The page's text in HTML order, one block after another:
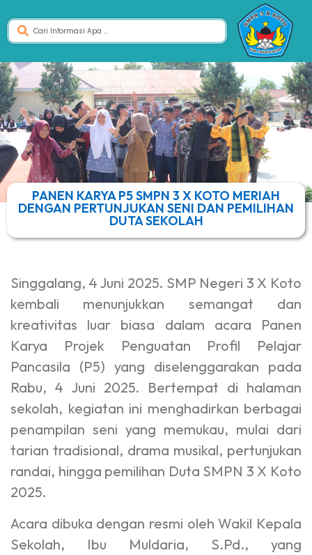
PANEN KARYA P5 SMPN 3 X KOTO MERIAH
DENGAN PERTUNJUKAN SENI DAN PEMILIHAN
DUTA SEKOLAH
Singgalang, 4 Juni 2025. SMP Negeri 3 X Koto
kembali menunjukkan semangat dan
kreativitas luar biasa dalam acara Panen
Karya Projek Penguatan Profil Pelajar
Pancasila (P5) yang diselenggarakan pada
Rabu, 4 Juni 2025. Bertempat di halaman
sekolah, kegiatan ini menghadirkan berbagai
penampilan seni yang memukau, mulai dari
tarian tradisional, drama musikal, pertunjukan
randai, hingga pemilihan Duta SMPN 3 X Koto
2025.
Acara dibuka dengan resmi oleh Wakil Kepala
Sekolah, Ibu Muldaria, S.Pd., yang